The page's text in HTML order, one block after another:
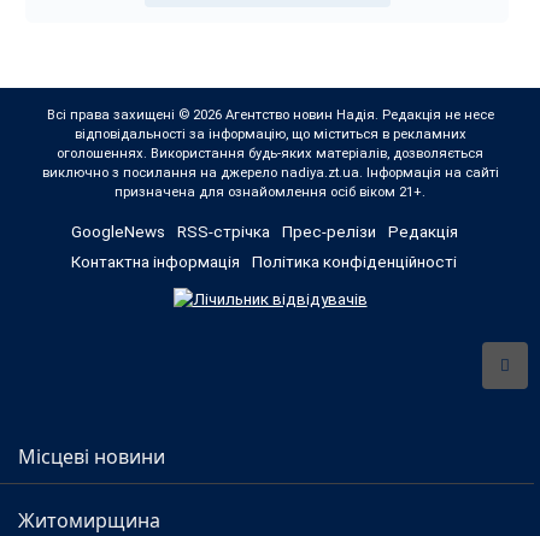
Всі права захищені © 2026 Агентство новин Надія. Редакція не несе
відповідальності за інформацію, що міститься в рекламних
оголошеннях. Використання будь-яких матеріалів, дозволяється
виключно з посилання на джерело nadiya.zt.ua. Інформація на сайті
призначена для ознайомлення осіб віком 21+.
GoogleNews RSS-стрічка Прес-релізи
Редакція
Контактна інформація
Політика конфіденційності
Місцеві новини
Житомирщина